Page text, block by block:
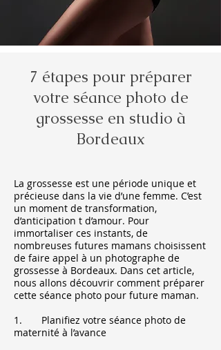
7 étapes pour préparer
votre séance photo de
grossesse en studio à
Bordeaux
La grossesse est une période unique et
précieuse dans la vie d’une femme. C’est
un moment de transformation,
d’anticipation t d’amour. Pour
immortaliser ces instants, de
nombreuses futures mamans choisissent
de faire appel à un photographe de
grossesse à Bordeaux. Dans cet article,
nous allons découvrir comment préparer
cette séance photo pour future maman.
1. Planifiez votre séance photo de
maternité à l’avance